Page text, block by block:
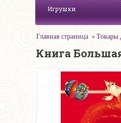
Игрушки
Главная страница Товары
Книга